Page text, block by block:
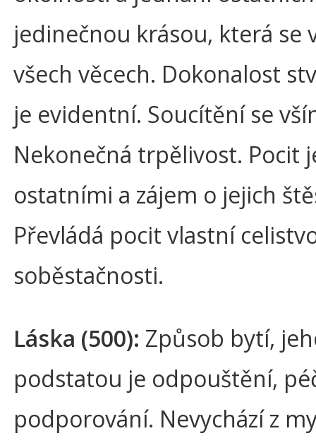
jedinečnou krásou, která se
všech věcech. Dokonalost
je evidentní. Soucítění se
Nekonečná trpělivost. Pocit
ostatními a zájem o jejich
Převládá pocit vlastní
soběstačnosti.
Láska (500): Způsob bytí,
podstatou je odpouštění,
podporování. Nevychází z